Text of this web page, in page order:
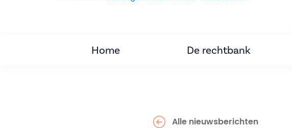
Home De rechtbank
Alle nieuwsberichten